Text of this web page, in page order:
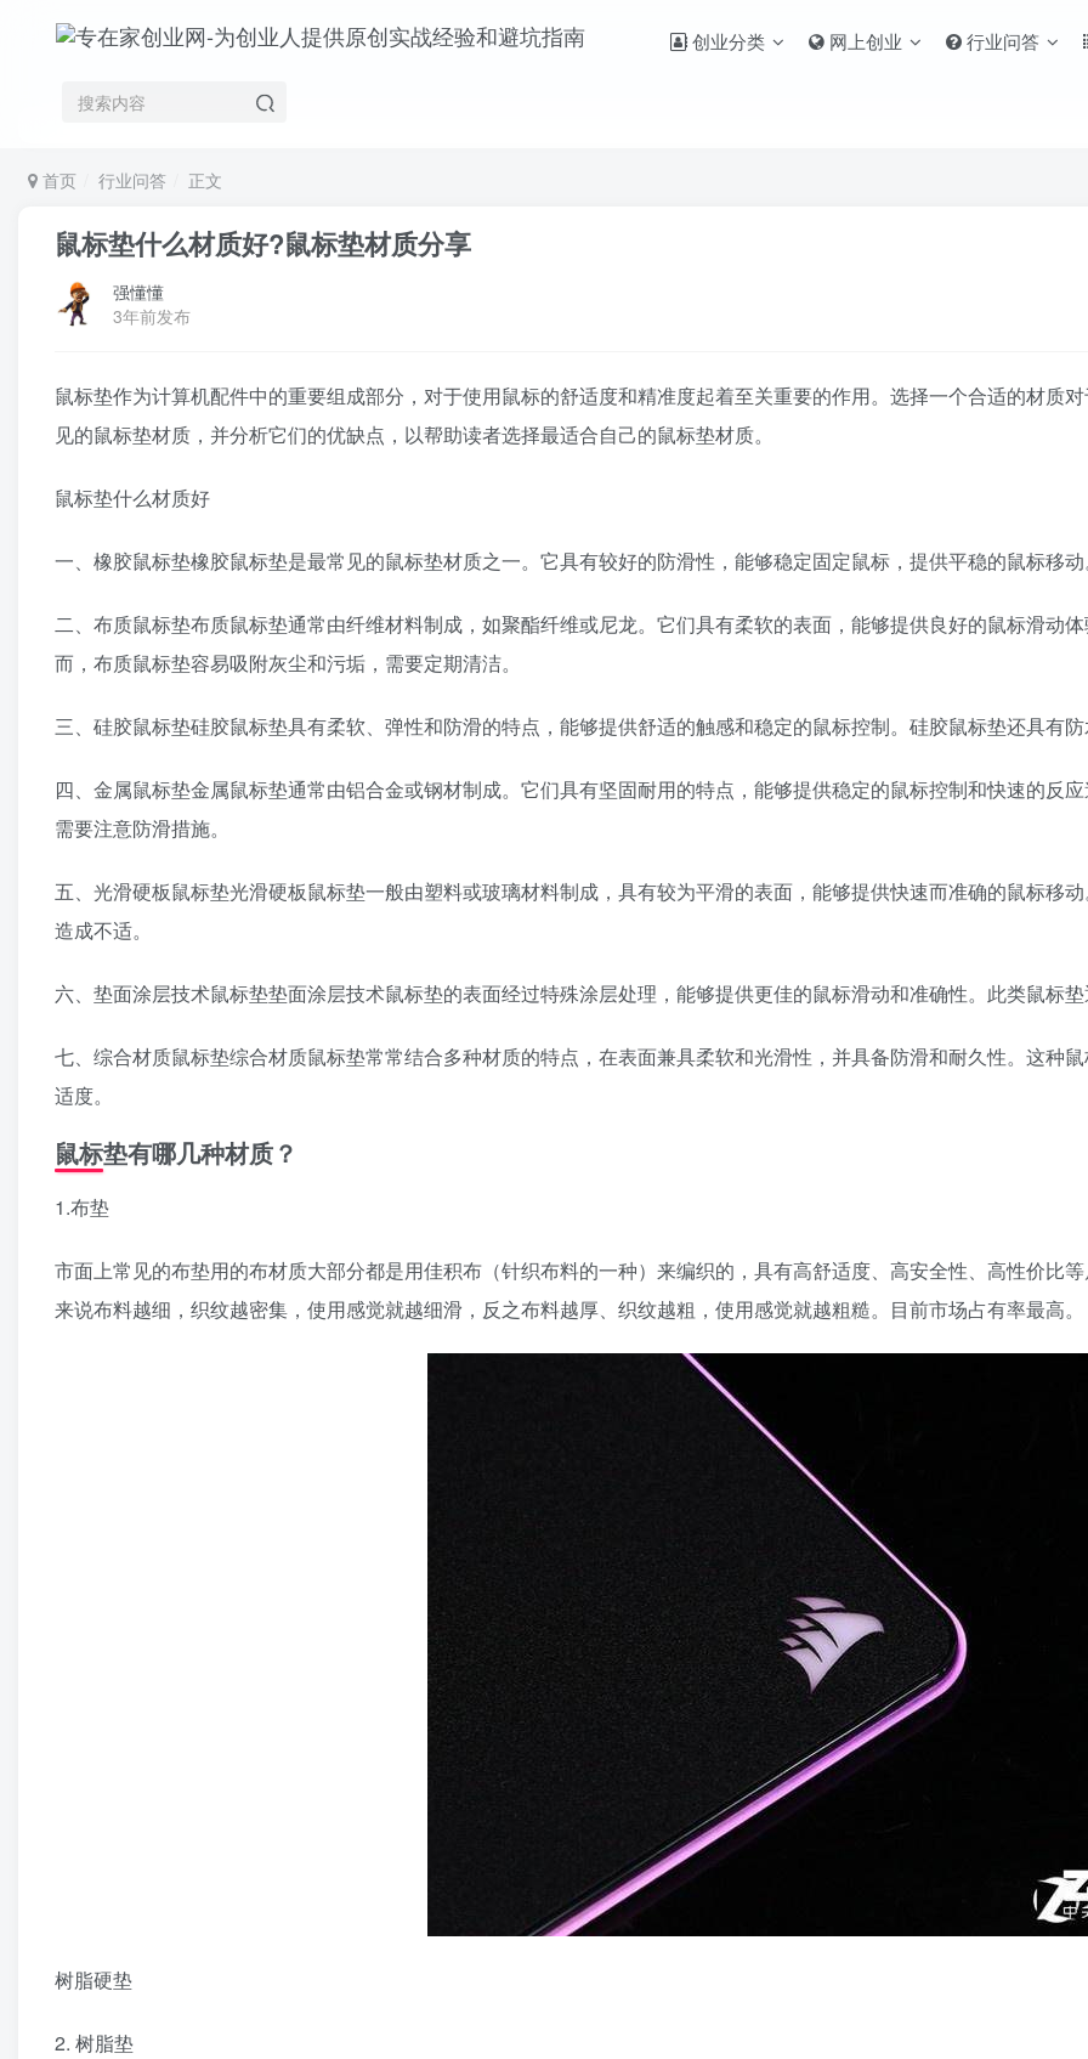
创业分类 网上创业 行业问答
首页 行业问答 正文
鼠标垫什么材质好?鼠标垫材质分享
强懂懂
3年前发布
鼠标垫作为计算机配件中的重要组成部分，对于使用鼠标的舒适度和精准度起着至关重要的作用。选择一个合适的材质
见的鼠标垫材质，并分析它们的优缺点，以帮助读者选择最适合自己的鼠标垫材质。
鼠标垫什么材质好
一、橡胶鼠标垫橡胶鼠标垫是最常见的鼠标垫材质之一。它具有较好的防滑性，能够稳定固定鼠标，提供平稳的鼠标移
二、布质鼠标垫布质鼠标垫通常由纤维材料制成，如聚酯纤维或尼龙。它们具有柔软的表面，能够提供良好的鼠标滑动
而，布质鼠标垫容易吸附灰尘和污垢，需要定期清洁。
三、硅胶鼠标垫硅胶鼠标垫具有柔软、弹性和防滑的特点，能够提供舒适的触感和稳定的鼠标控制。硅胶鼠标垫还具有
四、金属鼠标垫金属鼠标垫通常由铝合金或钢材制成。它们具有坚固耐用的特点，能够提供稳定的鼠标控制和快速的反
需要注意防滑措施。
五、光滑硬板鼠标垫光滑硬板鼠标垫一般由塑料或玻璃材料制成，具有较为平滑的表面，能够提供快速而准确的鼠标移
造成不适。
六、垫面涂层技术鼠标垫垫面涂层技术鼠标垫的表面经过特殊涂层处理，能够提供更佳的鼠标滑动和准确性。此类鼠标
七、综合材质鼠标垫综合材质鼠标垫常常结合多种材质的特点，在表面兼具柔软和光滑性，并具备防滑和耐久性。这种
适度。
鼠标垫有哪几种材质？
1.布垫
市面上常见的布垫用的布材质大部分都是用佳积布（针织布料的一种）来编织的，具有高舒适度、高安全性、高性价比
来说布料越细，织纹越密集，使用感觉就越细滑，反之布料越厚、织纹越粗，使用感觉就越粗糙。目前市场占有率最高。
树脂硬垫
2. 树脂垫